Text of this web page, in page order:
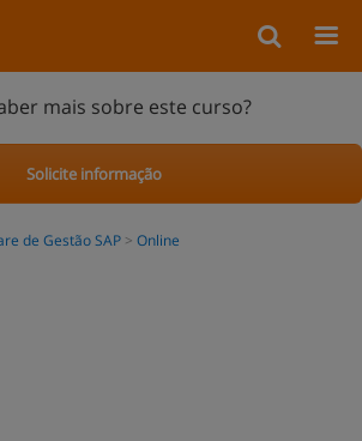
mais sobre este curso?
Solicite informação
de Gestão SAP Online